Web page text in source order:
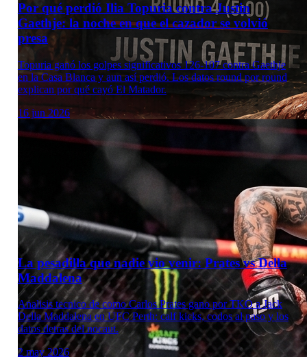
Por qué perdió Ilia Topuria contra Justin
Gaethje: la noche en que el cazador se volvió
presa
Topuria ganó los golpes significativos 126-107 contra Gaethje
en la Casa Blanca y aun así perdió. Los datos round por round
explican por qué cayó El Matador.
16 jun 2026
La pesadilla que nadie vio venir: Prates vs Della
Maddalena
Analisis tecnico de como Carlos Prates gano por TKO a Jack
Della Maddalena en UFC Perth: calf kicks, codos al paso y los
datos detras del nocaut.
2 may 2026